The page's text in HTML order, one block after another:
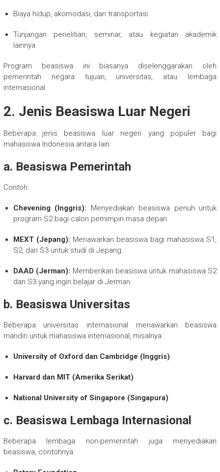
Biaya hidup, akomodasi, dan transportasi.
Tunjangan penelitian, seminar, atau kegiatan akademik
lainnya.
Program beasiswa ini biasanya diselenggarakan oleh
pemerintah negara tujuan, universitas, atau lembaga
internasional.
2. Jenis Beasiswa Luar Negeri
Beberapa jenis beasiswa luar negeri yang populer bagi
mahasiswa Indonesia antara lain:
a. Beasiswa Pemerintah
Contoh:
Chevening (Inggris): Menyediakan beasiswa penuh untuk
program S2 bagi calon pemimpin masa depan.
MEXT (Jepang): Menawarkan beasiswa bagi mahasiswa S1,
S2, dan S3 untuk studi di Jepang.
DAAD (Jerman): Memberikan beasiswa untuk mahasiswa S2
dan S3 yang ingin belajar di Jerman.
b. Beasiswa Universitas
Beberapa universitas internasional menawarkan beasiswa
mandiri untuk mahasiswa internasional, misalnya:
University of Oxford dan Cambridge (Inggris)
Harvard dan MIT (Amerika Serikat)
National University of Singapore (Singapura)
c. Beasiswa Lembaga Internasional
Beberapa lembaga non-pemerintah juga menyediakan
beasiswa, contohnya: